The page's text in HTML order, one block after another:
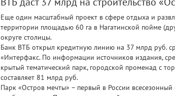
Еще один масштабный проект в сфере отдыха и
территории площадью 60 га в Нагатинской пойме
округе столицы.
Банк ВТБ открыл кредитную линию на 37 млрд руб.
«Интерфакс. По информации источников издания,
крытый тематический парк, городской променад с
составляет 81 млрд руб.
Парк «Остров мечты» – первый в России